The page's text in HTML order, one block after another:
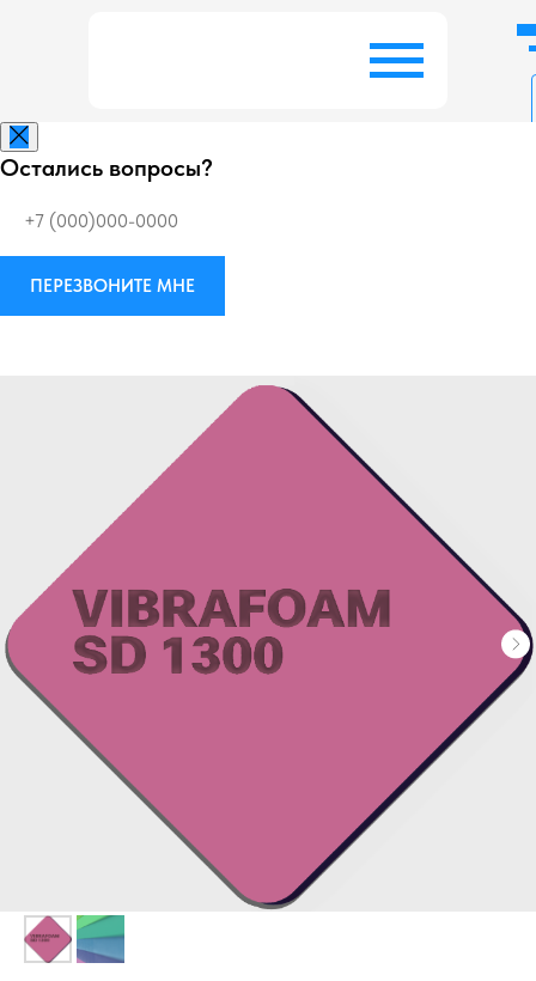
Главная О компании Звукоизоляция
Остались вопросы?
ПЕРЕЗВОНИТЕ МНЕ